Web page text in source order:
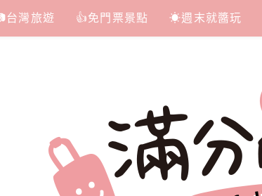
台灣旅遊 👍免門票景點 ☀週末就醬玩